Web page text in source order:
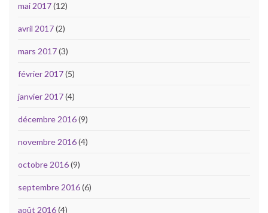
mai 2017(12)
avril 2017(2)
mars 2017(3)
février 2017(5)
janvier 2017(4)
décembre 2016(9)
novembre 2016(4)
octobre 2016(9)
septembre 2016(6)
août 2016(4)